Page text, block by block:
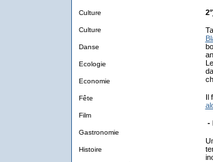
Culture
Culture
Danse
Ecologie
Economie
Fête
Film
Gastronomie
Histoire
​Il
-